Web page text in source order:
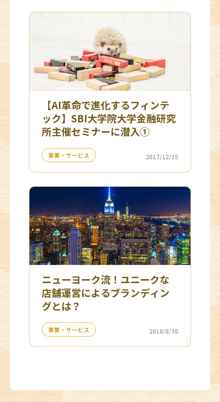
【AI革命で進化するフィンテ
ック】SBI大学院大学金融研究
所主催セミナーに潜入①
事業・サービス 2017/12/15
ニューヨーク流！ユニークな
店舗運営によるブランディン
グとは？
事業・サービス 2018/8/30